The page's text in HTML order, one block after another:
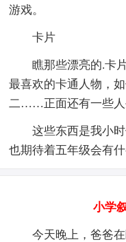
游戏。
卡片
瞧那些漂亮的.卡
最喜欢的卡通人物，
二……正面还有一些人
这些东西是我小
也期待着五年级会有
小学
今天晚上，爸爸